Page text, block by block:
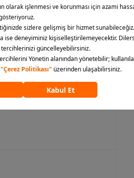
Nike Dunk Low Retro Erkek Spor